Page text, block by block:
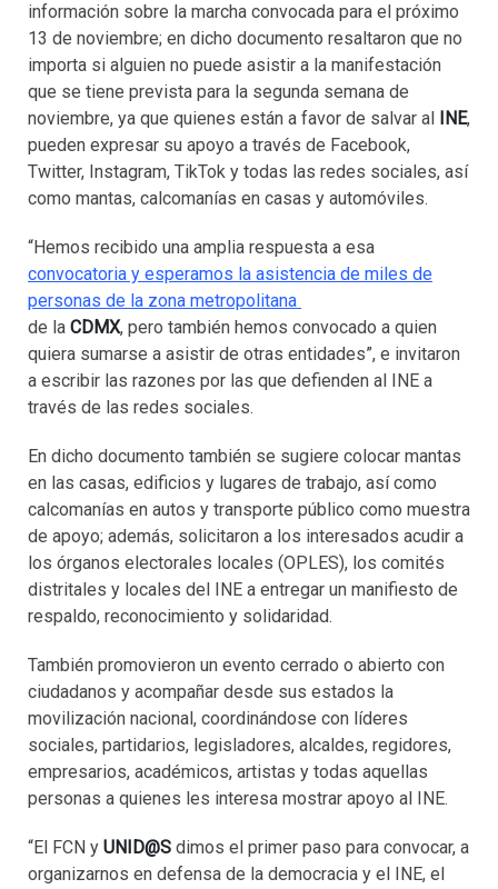
información sobre la marcha convocada para el próximo
13 de noviembre; en dicho documento resaltaron que no
importa si alguien no puede asistir a la manifestación
que se tiene prevista para la segunda semana de
noviembre, ya que quienes están a favor de salvar al INE,
pueden expresar su apoyo a través de Facebook,
Twitter, Instagram, TikTok y todas las redes sociales, así
como mantas, calcomanías en casas y automóviles.
“Hemos recibido una amplia respuesta a esa
convocatoria y esperamos la asistencia de miles de
personas de la zona metropolitana
de la CDMX, pero también hemos convocado a quien
quiera sumarse a asistir de otras entidades”, e invitaron
a escribir las razones por las que defienden al INE a
través de las redes sociales.
En dicho documento también se sugiere colocar mantas
en las casas, edificios y lugares de trabajo, así como
calcomanías en autos y transporte público como muestra
de apoyo; además, solicitaron a los interesados acudir a
los órganos electorales locales (OPLES), los comités
distritales y locales del INE a entregar un manifiesto de
respaldo, reconocimiento y solidaridad.
También promovieron un evento cerrado o abierto con
ciudadanos y acompañar desde sus estados la
movilización nacional, coordinándose con líderes
sociales, partidarios, legisladores, alcaldes, regidores,
empresarios, académicos, artistas y todas aquellas
personas a quienes les interesa mostrar apoyo al INE.
“El FCN y UNID@S dimos el primer paso para convocar, a
organizarnos en defensa de la democracia y el INE, el